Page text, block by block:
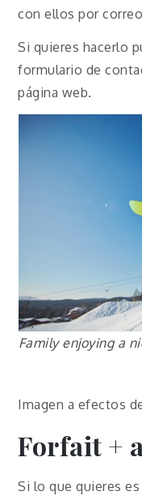
con ellos por
Si quieres hacerlo
formulario de
página web.
Family enjoying a
Imagen a efectos
Forfait +
Si lo que quieres